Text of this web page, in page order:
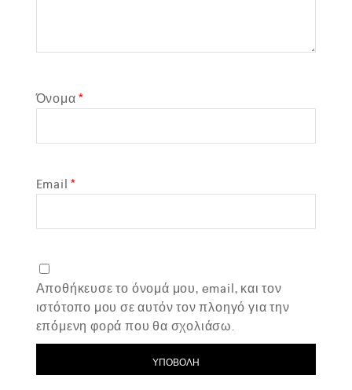
Όνομα*
Email*
Αποθήκευσε το όνομά μου, email, και τον
ιστότοπο μου σε αυτόν τον πλοηγό για την
επόμενη φορά που θα σχολιάσω.